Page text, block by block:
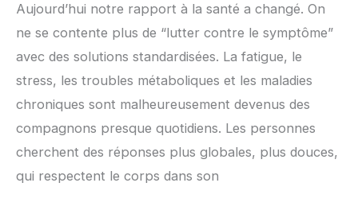
Aujourd’hui notre rapport à la santé a changé. On
ne se contente plus de “lutter contre le symptôme”
avec des solutions standardisées. La fatigue, le
stress, les troubles métaboliques et les maladies
chroniques sont malheureusement devenus des
compagnons presque quotidiens. Les personnes
cherchent des réponses plus globales, plus douces,
qui respectent le corps dans son